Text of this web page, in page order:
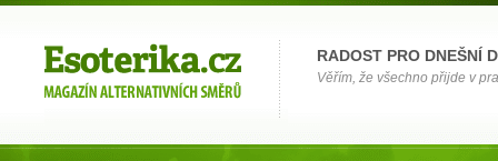
RADOST PRO DNEŠNÍ
Věřím, že všechno přijde v